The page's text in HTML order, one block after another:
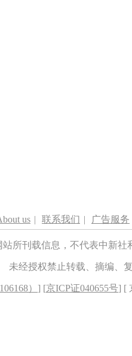
us | 联系我们 | 广告服务
站所刊载信息，不代表中新
未经授权禁止转载、摘编、
） ] [京ICP证040655号] [